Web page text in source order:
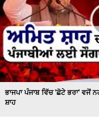
ਭਾਜਪਾ ਪੰਜਾਬ ਵਿੱਚ 'ਛੋਟੇ ਭਰਾ'
ਸ਼ਾਹ